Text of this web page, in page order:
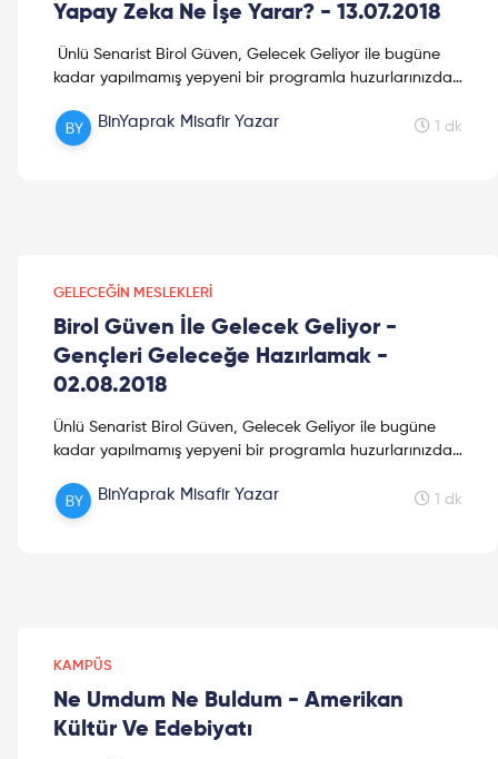
Yapay Zeka Ne İşe Yarar? - 13.07.2018
Ünlü Senarist Birol Güven, Gelecek Geliyor ile bugüne
kadar yapılmamış yepyeni bir programla huzurlarınızda.
BinYaprak Misafir Yazar 1 dk
GELECEĞIN MESLEKLERI
Birol Güven İle Gelecek Geliyor -
Gençleri Geleceğe Hazırlamak -
02.08.2018
Ünlü Senarist Birol Güven, Gelecek Geliyor ile bugüne
kadar yapılmamış yepyeni bir programla huzurlarınızda.
BinYaprak Misafir Yazar 1 dk
KAMPÜS
Ne Umdum Ne Buldum - Amerikan
Kültür Ve Edebiyatı